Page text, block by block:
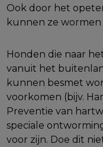
Ook door het
kunnen ze wormen
Honden die naar
vanuit het
kunnen besmet
voorkomen (bijv.
Preventie van
speciale
voor zijn. Doe dit